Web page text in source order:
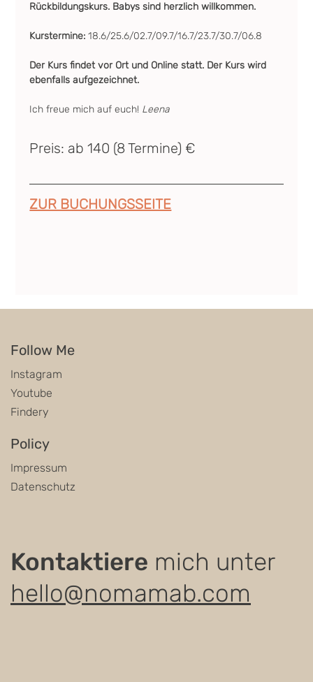
Rückbildungskurs. Babys sind herzlich willkommen.
Kurstermine: 18.6/25.6/02.7/09.7/16.7/23.7/30.7/06.8
Der Kurs findet vor Ort und Online statt. Der Kurs wird
ebenfalls aufgezeichnet.
Ich freue mich auf euch! Leena
Preis: ab 140 (8 Termine) €
ZUR BUCHUNGSSEITE
Kontaktiere mich unter
hello@nomamab.com
Follow Me
Instagram
Youtube
Findery
Policy
Impressum
Datenschutz